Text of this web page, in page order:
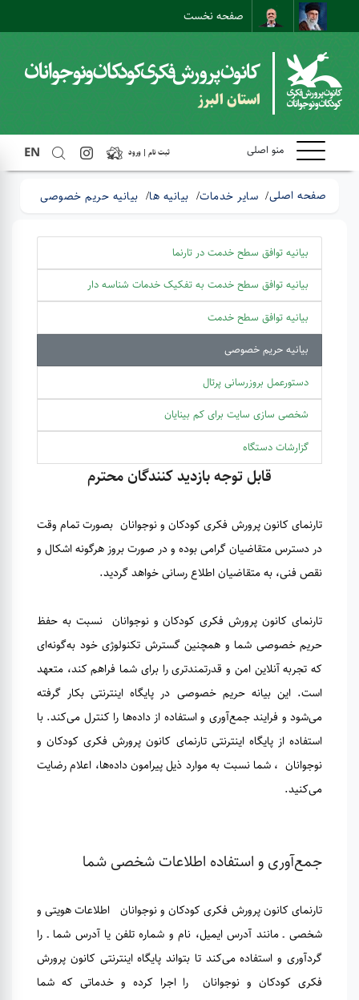
صفحه نخست
ارتباط با ما
نقشه سایت
استان البرز
منو اصلی EN ثبت نام | ورود
صفحه اصلی سایر خدمات بیانیه ها بیانیه حریم خصوصی
بیانیه توافق سطح خدمت در تارنما
بیانیه توافق سطح خدمت به تفکیک خدمات شناسه دار
بیانیه توافق سطح خدمت
بیانیه حریم خصوصی
دستورعمل بروزرسانی پرتال
شخصی سازی سایت برای کم بینایان
گزارشات دستگاه
قابل توجه بازدید کنندگان محترم
تارنمای کانون پرورش فکری کودکان و نوجوانان بصورت تمام وقت
در دسترس متقاضیان گرامی بوده و در صورت بروز هرگونه اشکال و
نقص فنی، به متقاضیان اطلاع رسانی خواهد گردید.
تارنمای کانون پرورش فکری کودکان و نوجوانان نسبت به حفظ
حریم خصوصی شما و همچنین گسترش تکنولوژی خود به‌گونه‌ای
که تجربه آنلاین امن و قدرتمندتری را برای شما فراهم کند، متعهد
است. این بیانه حریم خصوصی در پایگاه اینترنتی بکار گرفته
می‌شود و فرایند جمع‌آوری و استفاده از داده‌ها را کنترل می‌کند. با
استفاده از پایگاه اینترنتی تارنمای کانون پرورش فکری کودکان و
نوجوانان ، شما نسبت به موارد ذیل پیرامون داده‌ها، اعلام رضایت
می‌کنید.
جمع‌آوری و استفاده اطلاعات شخصی شما
تارنمای کانون پرورش فکری کودکان و نوجوانان اطلاعات هویتی و
شخصی ـ مانند آدرس ایمیل، نام و شماره تلفن یا آدرس شما ـ را
گردآوری و استفاده می‌کند تا بتواند پایگاه اینترنتی کانون پرورش
فکری کودکان و نوجوانان را اجرا کرده و خدماتی که شما